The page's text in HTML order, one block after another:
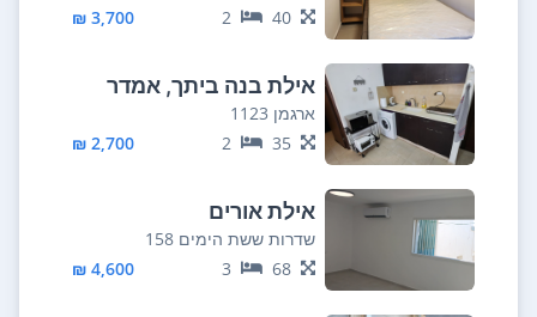
40
2
3,700 ₪
אילת בנה ביתך, אמדר
ארגמן 1123
35
2
2,700 ₪
אילת אורים
שדרות ששת הימים 158
68
3
4,600 ₪